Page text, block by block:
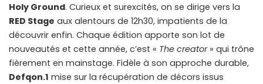
Holy Ground. Curieux et surexcités, on se dirige vers la
RED Stage aux alentours de 12h30, impatients de la
découvrir enfin. Chaque édition apporte son lot de
nouveautés et cette année, c’est « The creator» qui trône
fièrement en mainstage. Fidèle à son approche durable,
Defqon.1 mise sur la récupération de décors issus